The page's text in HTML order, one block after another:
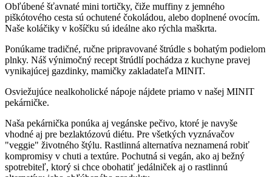
Obľúbené šťavnaté mini tortičky, čiže muffiny z jemného
piškótového cesta sú ochutené čokoládou, alebo doplnené ovocím.
Naše koláčiky v košíčku sú ideálne ako rýchla maškrta.
Ponúkame tradičné, ručne pripravované štrúdle s bohatým podielom
plnky. Náš výnimočný recept štrúdlí pochádza z kuchyne pravej
vynikajúcej gazdinky, mamičky zakladateľa MINIT.
Osviežujúce nealkoholické nápoje nájdete priamo v našej MINIT
pekárničke.
Naša pekárnička ponúka aj vegánske pečivo, ktoré je navyše
vhodné aj pre bezlaktózovú diétu. Pre všetkých vyznávačov
"veggie" životného štýlu. Rastlinná alternatíva neznamená robiť
kompromisy v chuti a textúre. Pochutná si vegán, ako aj bežný
spotrebiteľ, ktorý si chce obohatiť jedálniček aj o rastlinnú